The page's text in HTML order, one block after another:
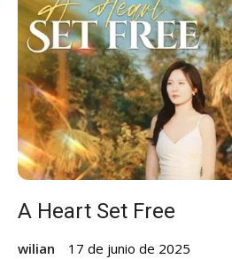
A Heart Set Free
wilian 17 de junio de 2025